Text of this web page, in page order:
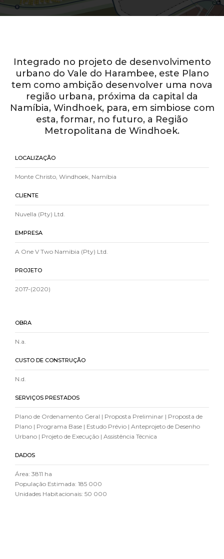
Integrado no projeto de desenvolvimento
urbano do Vale do Harambee, este Plano
tem como ambição desenvolver uma nova
região urbana, próxima da capital da
Namíbia, Windhoek, para, em simbiose com
esta, formar, no futuro, a Região
Metropolitana de Windhoek.
LOCALIZAÇÃO
Monte Christo, Windhoek, Namíbia
CLIENTE
Nuvella (Pty) Ltd.
EMPRESA
A One V Two Namibia (Pty) Ltd.
PROJETO
2017-(2020)
OBRA
N.a.
CUSTO DE CONSTRUÇÃO
N.d.
SERVIÇOS PRESTADOS
Plano de Ordenamento Geral | Proposta Preliminar | Proposta de
Plano | Programa Base | Estudo Prévio | Anteprojeto de Desenho
Urbano | Projeto de Execução | Assistência Técnica
DADOS
Área: 3811 ha
População Estimada: 185 000
Unidades Habitacionais: 50 000